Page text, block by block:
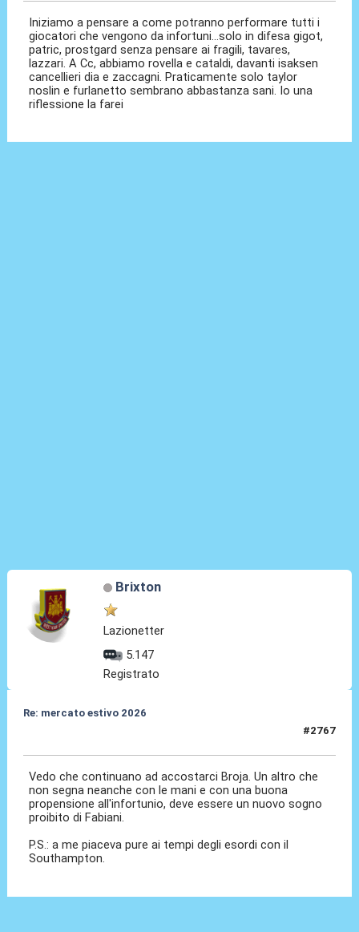
Iniziamo a pensare a come potranno performare tutti i
giocatori che vengono da infortuni...solo in difesa gigot,
patric, prostgard senza pensare ai fragili, tavares,
lazzari. A Cc, abbiamo rovella e cataldi, davanti isaksen
cancellieri dia e zaccagni. Praticamente solo taylor
noslin e furlanetto sembrano abbastanza sani. Io una
riflessione la farei
Brixton
Lazionetter
5.147
Registrato
Re: mercato estivo 2026
#2767
Vedo che continuano ad accostarci Broja. Un altro che
non segna neanche con le mani e con una buona
propensione all'infortunio, deve essere un nuovo sogno
proibito di Fabiani.
P.S.: a me piaceva pure ai tempi degli esordi con il
Southampton.